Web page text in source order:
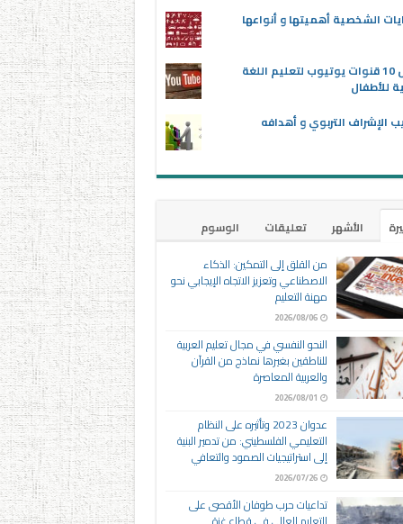
الشخصية أهميتها و أنواعها
أفضل 10 قنوات يوتيوب لتعليم اللغة
للأطفال
الإشراف التربوي و أهدافه
الأشهر تعليقات
الوسوم
من القلق إلى التمكين: الذكاء
الاصطناعي وتعزيز الاتجاه الإيجابي نحو
مهنة التعليم
2026/08/06
النحو النفسي في مجال تعليم العربية
للناطقين بغيرها نماذج من القرآن
والعربية المعاصرة
2026/08/01
عدوان 2023 وتأثيره على النظام
التعليمي الفلسطيني: من تدمير البنية
إلى استراتيجيات الصمود والتعافي
2026/07/26
تداعيات حرب طوفان الأقصى على